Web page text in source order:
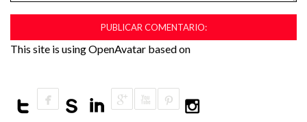
This site is using OpenAvatar based on